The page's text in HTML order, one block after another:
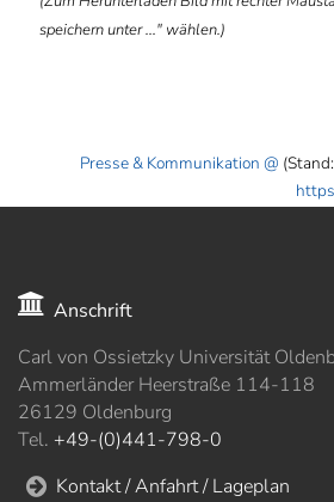
speichern unter ..." wählen.)
Presse & Kommunikation
Anschrift
Carl von Ossietzky Universität
Ammerländer Heerstraße 114-118
26129 Oldenburg
Tel. +49-(0)441-798-0
Kontakt / Anfahrt / Lageplan